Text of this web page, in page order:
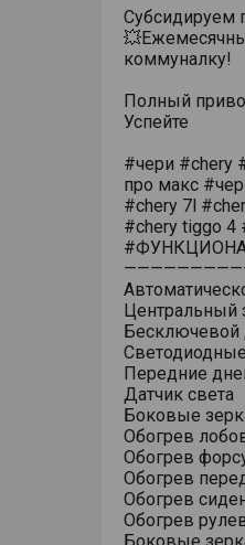
Субсидируем
коммуналку!
Полный
Успейте
#чери #chery
про макс
#chery 7l
#chery tiggo 4
Центральный
Бесключевой
Передние
Датчик света
Боковые
Обогрев
Обогрев
Обогрев
Обогрев
Обогрев